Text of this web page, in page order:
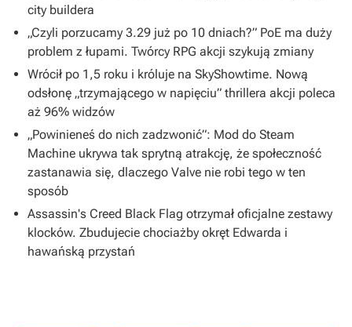
city buildera
„Czyli porzucamy 3.29 już po 10 dniach?” PoE ma duży
problem z łupami. Twórcy RPG akcji szykują zmiany
Wrócił po 1,5 roku i króluje na SkyShowtime. Nową
odsłonę „trzymającego w napięciu” thrillera akcji poleca
aż 96% widzów
„Powinieneś do nich zadzwonić”: Mod do Steam
Machine ukrywa tak sprytną atrakcję, że społeczność
zastanawia się, dlaczego Valve nie robi tego w ten
sposób
Assassin's Creed Black Flag otrzymał oficjalne zestawy
klocków. Zbudujecie chociażby okręt Edwarda i
hawańską przystań